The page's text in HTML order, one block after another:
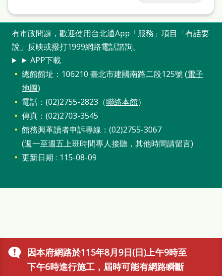
因本府網路於115年8月9日(日)上午9時至
下午6時進行施工，屆時可能有網路瞬斷
圖
網
站
導
兒
問
答
有市政問題，歡迎使用台北通App「服務」項目「有話要
說」反映或撥打1999網路電話諮詢。
► APP下載
總館館址：106210 臺北市建國南路二段125號 (電子
地圖)
電話：(02)2755-2823（聯絡本館）
傳真：(02)2703-3545
館務興革讀者申訴專線：(02)2755-3067
(週一至週五上班時間專人接聽，其他時間請留言)
更新日期
115-08-09